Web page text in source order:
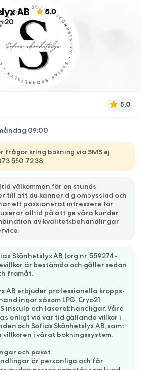
AB 5,0
20
5,0
09:00
frågor kring bokning via SMS ej
550 72 38
välkommen för en stunds
till att du känner dig ompysslad och
ett passionerat intressere för
alltid på att ge våra kunder
av kvalitetsbehandlingar
Skönhetslyx AB (org nr. 559274-
är bestämda och gäller sedan
framåt.
AB erbjuder professionella kropps-
såsom LPG, Cryo21
insculp och laserebhandligar. Våra
enligt vid var tid gällande villkor i
och Sofias Skönhetslyx AB, samt
villkoren i vårat bokningssystem.
och paket
är personliga och får